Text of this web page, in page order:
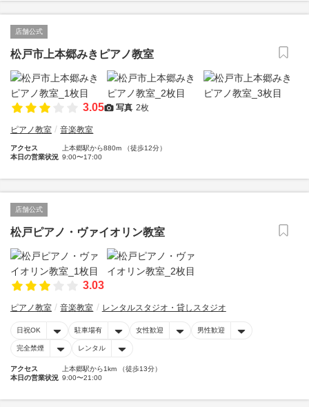
店舗公式
松戸市上本郷みきピアノ教室
3.05 写真 2枚
ピアノ教室 音楽教室
アクセス
上本郷駅から880m （徒歩12分）
本日の営業状況 9:00〜17:00
店舗公式
松戸ピアノ・ヴァイオリン教室
3.03
ピアノ教室 音楽教室 レンタルスタジオ・貸しスタジオ
日祝OK 駐車場有 女性歓迎 男性歓迎
完全禁煙 レンタル
アクセス
上本郷駅から1km （徒歩13分）
本日の営業状況 9:00〜21:00